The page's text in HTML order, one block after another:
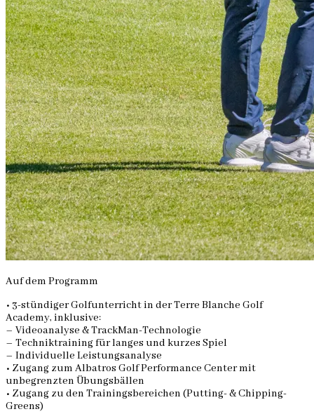
Auf dem Programm
• 3-stündiger Golfunterricht in der Terre Blanche Golf
Academy, inklusive:
– Videoanalyse & TrackMan-Technologie
– Techniktraining für langes und kurzes Spiel
– Individuelle Leistungsanalyse
• Zugang zum Albatros Golf Performance Center mit
unbegrenzten Übungsbällen
• Zugang zu den Trainingsbereichen (Putting- & Chipping-
Greens)